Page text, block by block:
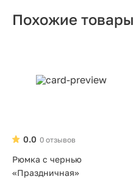
Похожие товары
0 отзывов
0.0
Рюмка с чернью
«Праздничная»